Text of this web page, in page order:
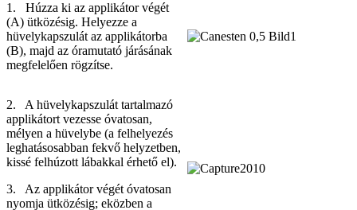
1. Húzza ki az applikátor végét
(A) ütközésig. Helyezze a
hüvelykapszulát az applikátorba
(B), majd az óramutató járásának
megfelelően rögzítse.
2. A hüvelykapszulát tartalmazó
applikátort vezesse óvatosan,
mélyen a hüvelybe (a felhelyezés
leghatásosabban fekvő helyzetben,
kissé felhúzott lábakkal érhető el).
3. Az applikátor végét óvatosan
nyomja ütközésig; eközben a